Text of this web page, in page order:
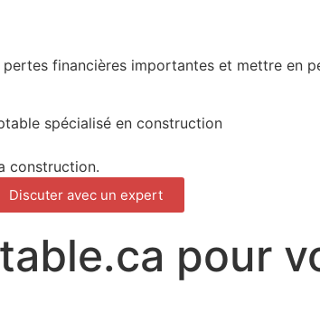
financières importantes et mettre en
construction.
Discuter avec un expert
pour